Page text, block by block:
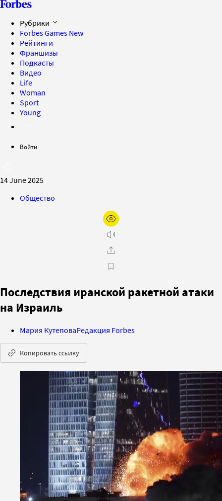
Рубрики
Forbes Games New
Рейтинги
Франшизы
Подкасты
Видео
Life
Woman
Sport
Young
Войти
14 June 2025
Общество
Последствия иранской ракетной атаки
на Израиль
Мария КутеповаРедакция Forbes
Копировать ссылку